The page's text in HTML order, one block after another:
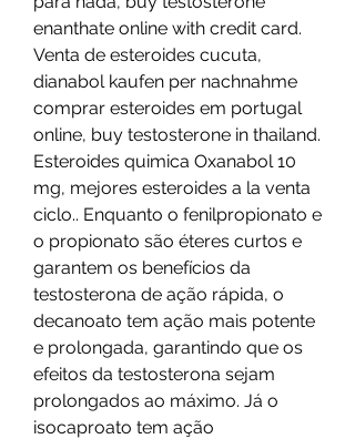
enanthate online with credit card.
Venta de esteroides cucuta,
dianabol kaufen per nachnahme
comprar esteroides em portugal
online, buy testosterone in thailand.
Esteroides quimica Oxanabol 10
mg, mejores esteroides a la venta
ciclo.. Enquanto o fenilpropionato e
o propionato são éteres curtos e
garantem os benefícios da
testosterona de ação rápida, o
decanoato tem ação mais potente
e prolongada, garantindo que os
efeitos da testosterona sejam
prolongados ao máximo. Já o
isocaproato tem ação